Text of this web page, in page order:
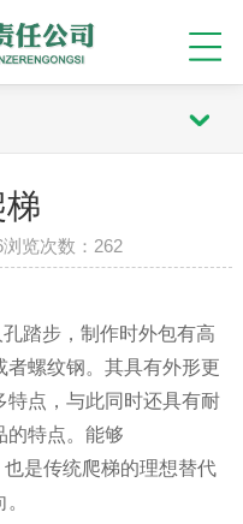
览次数：262
踏步，制作时外包有高
螺纹钢。其具有外形更
特点，与此同时还具有耐
的特点。能够
是传统爬梯的理想替代